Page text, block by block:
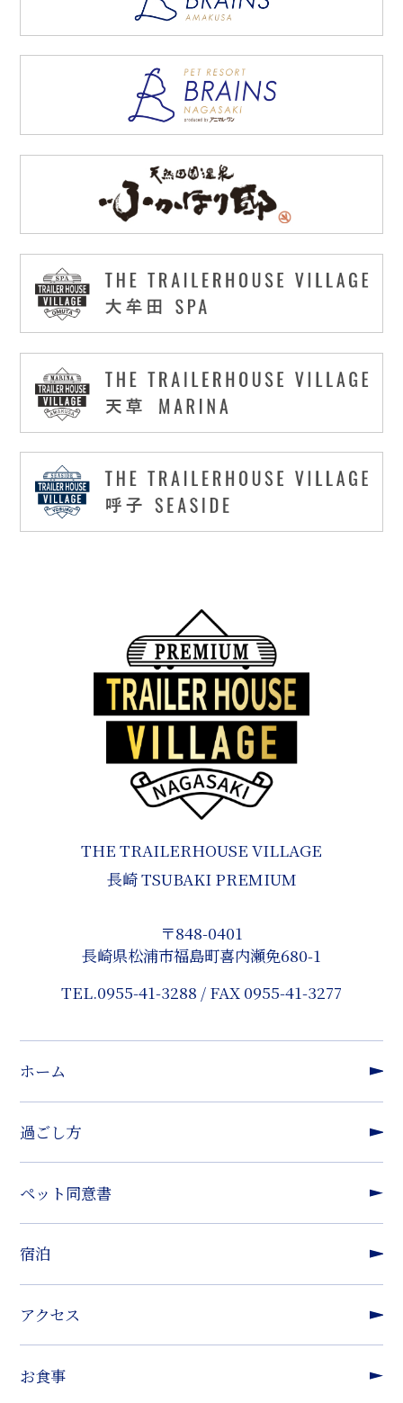
THE TRAILERHOUSE VILLAGE
長崎 TSUBAKI PREMIUM
〒848-0401
長崎県松浦市福島町喜内瀬免680-1
TEL.0955-41-3288 / FAX 0955-41-3277
ホーム
過ごし方
ペット同意書
宿泊
アクセス
お食事